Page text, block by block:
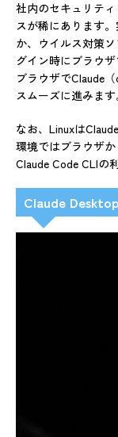
社内のセキュリテ
スが稀にあります
か、ウイルス対策
グイン時にブラウ
ブラウザでClaude
スムーズに進みます
なお、Linuxは
環境ではブラウザ
Claude Code CLIの
Claude